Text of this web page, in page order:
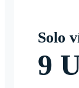
Solo
9